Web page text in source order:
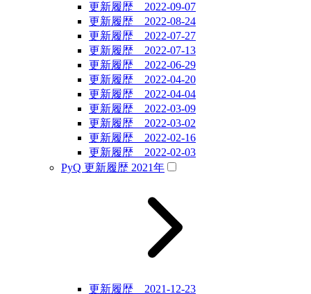
更新履歴 2022-09-07
更新履歴 2022-08-24
更新履歴 2022-07-27
更新履歴 2022-07-13
更新履歴 2022-06-29
更新履歴 2022-04-20
更新履歴 2022-04-04
更新履歴 2022-03-09
更新履歴 2022-03-02
更新履歴 2022-02-16
更新履歴 2022-02-03
PyQ 更新履歴 2021年
更新履歴 2021-12-23